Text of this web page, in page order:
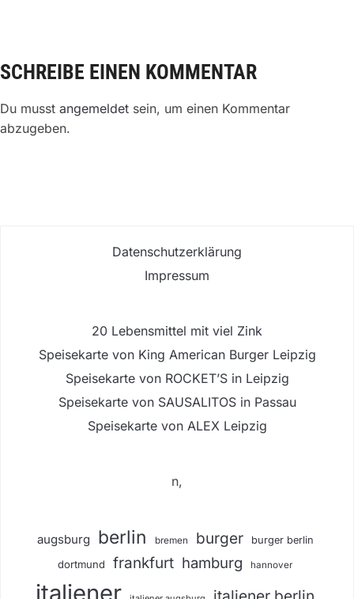
SCHREIBE EINEN KOMMENTAR
Du musst angemeldet sein, um einen Kommentar
abzugeben.
Datenschutzerklärung
Impressum
20 Lebensmittel mit viel Zink
Speisekarte von King American Burger Leipzig
Speisekarte von ROCKET’S in Leipzig
Speisekarte von SAUSALITOS in Passau
Speisekarte von ALEX Leipzig
n,
augsburg berlin bremen burger burger berlin
dortmund frankfurt hamburg hannover
italiener